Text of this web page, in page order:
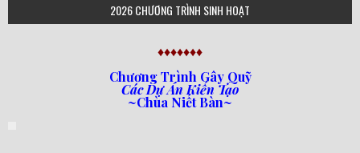
2026 CHƯƠNG TRÌNH SINH HOẠT
♦♦♦♦♦♦♦
Chương Trình Gây Quỹ
Các Dự Án Kiến Tạo
~Chùa Niết Bàn~